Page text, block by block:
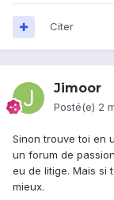
Citer
Jimoor
Posté(e) 2
Sinon trouve toi en
un forum de
eu de litige. Mais si
mieux.